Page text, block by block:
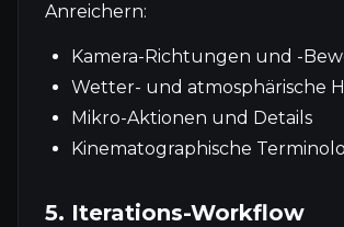
Anreichern:
Kamera-Richtungen und -
Wetter- und atmosphärische
Mikro-Aktionen und Details
Kinematographische
5. Iterations-Workflow